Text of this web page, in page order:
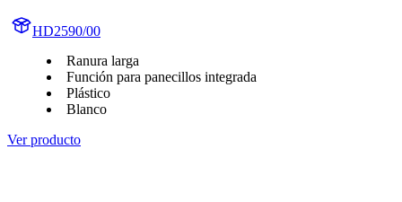
HD2590/00
Ranura larga
Función para panecillos integrada
Plástico
Blanco
Ver producto